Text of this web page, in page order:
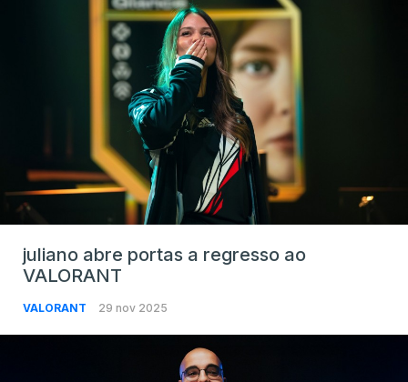
juliano abre portas a regresso ao
VALORANT
VALORANT 29 nov 2025